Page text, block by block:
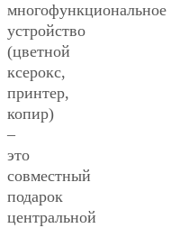
многофункциональное
устройство
(цветной
ксерокс,
принтер,
копир)
–
это
совместный
подарок
центральной